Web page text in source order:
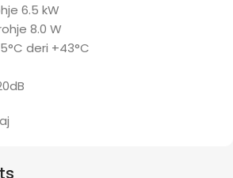
6.5 kW
8.0 W
deri +43°C